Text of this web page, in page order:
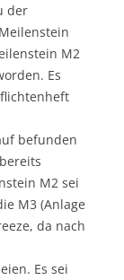
der
M2
Es
befunden
M2 sei
M3 (Anlage
da nach
Es sei